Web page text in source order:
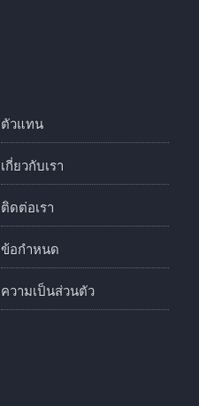
ตัวแทน
เกี่ยวกับเรา
ติดต่อเรา
ข้อกำหนด
ความเป็นส่วนตัว